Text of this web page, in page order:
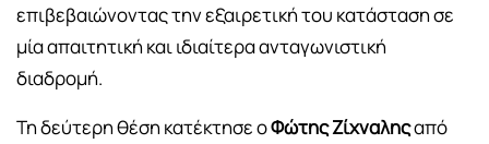
επιβεβαιώνοντας την εξαιρετική του κατάσταση σε
μία απαιτητική και ιδιαίτερα ανταγωνιστική
διαδρομή.
Τη δεύτερη θέση κατέκτησε οΦώτης Ζίχναληςαπό